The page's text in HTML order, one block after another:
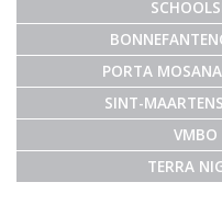
PORTA
SINT-
VMBO
TERRA